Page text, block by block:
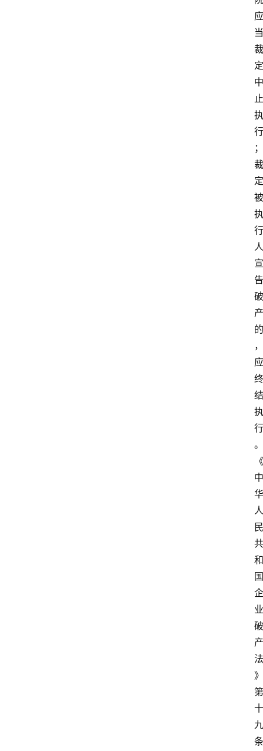
应
当
裁
定
中
止
执
行
；
裁
定
被
执
行
人
宣
告
破
产
的
，
应
终
结
执
行
。
《
中
华
人
民
共
和
国
企
业
破
产
法
》
第
十
九
条